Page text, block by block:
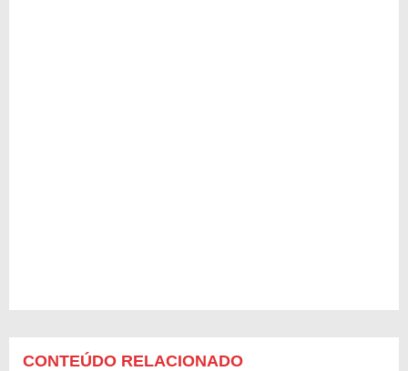
CONTEÚDO RELACIONADO